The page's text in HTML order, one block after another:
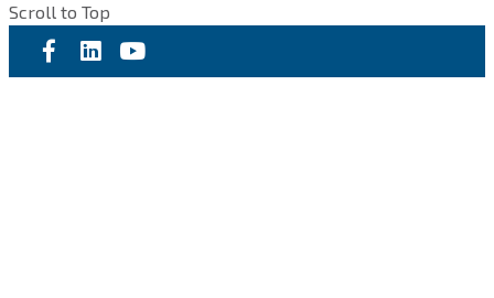
Scroll to Top